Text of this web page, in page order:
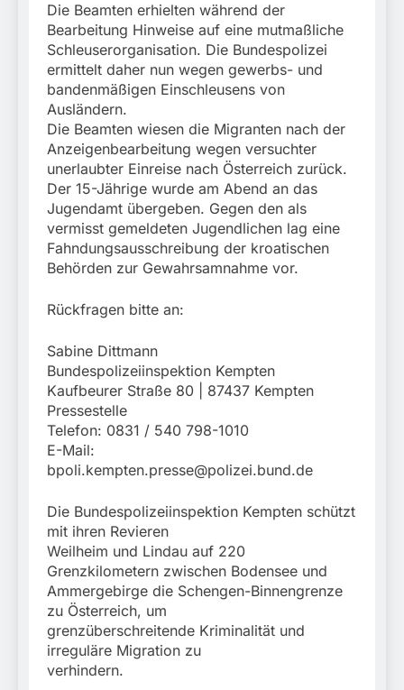
Die Beamten erhielten während der
Bearbeitung Hinweise auf eine mutmaßliche
Schleuserorganisation. Die Bundespolizei
ermittelt daher nun wegen gewerbs- und
bandenmäßigen Einschleusens von
Ausländern.
Die Beamten wiesen die Migranten nach der
Anzeigenbearbeitung wegen versuchter
unerlaubter Einreise nach Österreich zurück.
Der 15-Jährige wurde am Abend an das
Jugendamt übergeben. Gegen den als
vermisst gemeldeten Jugendlichen lag eine
Fahndungsausschreibung der kroatischen
Behörden zur Gewahrsamnahme vor.
Rückfragen bitte an:
Sabine Dittmann
Bundespolizeiinspektion Kempten
Kaufbeurer Straße 80 | 87437 Kempten
Pressestelle
Telefon: 0831 / 540 798-1010
E-Mail:
bpoli.kempten.presse@polizei.bund.de
Die Bundespolizeiinspektion Kempten schützt
mit ihren Revieren
Weilheim und Lindau auf 220
Grenzkilometern zwischen Bodensee und
Ammergebirge die Schengen-Binnengrenze
zu Österreich, um
grenzüberschreitende Kriminalität und
irreguläre Migration zu
verhindern.